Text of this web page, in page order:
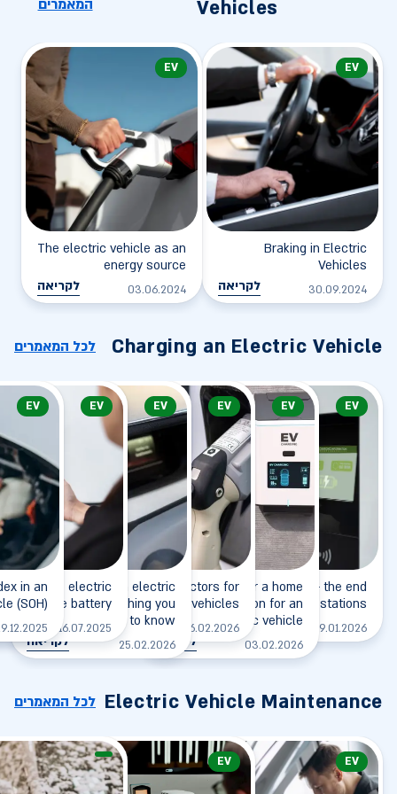
Vehicles
המאמרים
EV
Braking in Electric
Vehicles
30.09.2024 לקריאה
EV
The electric vehicle as an
energy source
03.06.2024 לקריאה
Charging an Electric Vehicle לכל המאמרים
EV
Charging station - the end
of gas stations?
19.01.2026 לקריאה
EV
Insurance for a home
charging station for an
electric vehicle
03.02.2026 לקריאה
EV
Types of connectors for
charging electric vehicles
26.02.2026 לקריאה
EV
Charging an electric
vehicle - everything you
need to know
25.02.2026 לקריאה
EV
of the electric
- the battery
16.07.2025
EV
in an
(SOH)
Electric Vehicle Maintenance לכל המאמרים
EV
EV